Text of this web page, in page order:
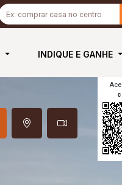
INDIQUE E GANHE